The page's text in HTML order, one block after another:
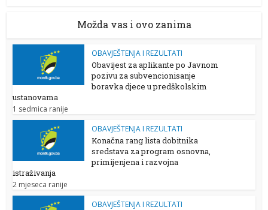
Možda vas i ovo zanima
OBAVJEŠTENJA I REZULTATI
Obavijest za aplikante po Javnom
pozivu za subvencionisanje
boravka djece u predškolskim
ustanovama
1 sedmica ranije
OBAVJEŠTENJA I REZULTATI
Konačna rang lista dobitnika
sredstava za program osnovna,
primijenjena i razvojna
istraživanja
2 mjeseca ranije
OBAVJEŠTENJA I REZULTATI